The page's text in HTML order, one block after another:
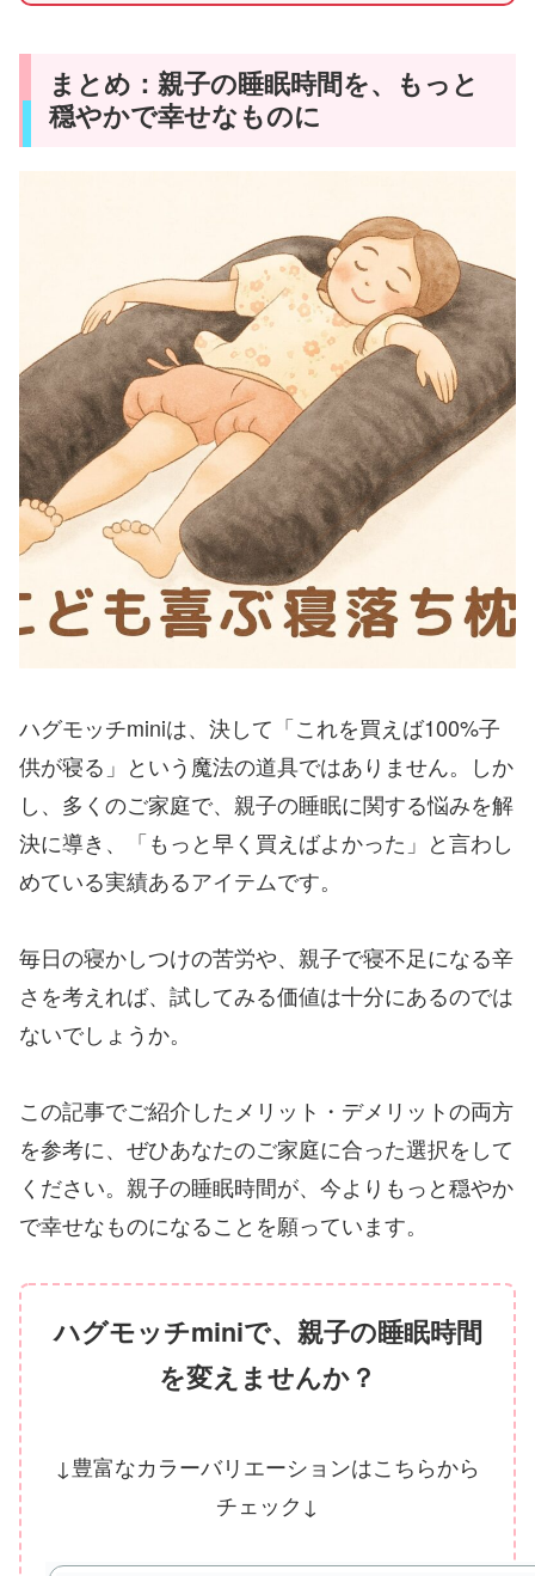
まとめ：親子の睡眠時間を、もっと
穏やかで幸せなものに
ハグモッチminiは、決して「これを買えば100%子
供が寝る」という魔法の道具ではありません。しか
し、多くのご家庭で、親子の睡眠に関する悩みを解
決に導き、「もっと早く買えばよかった」と言わし
めている実績あるアイテムです。
毎日の寝かしつけの苦労や、親子で寝不足になる辛
さを考えれば、試してみる価値は十分にあるのでは
ないでしょうか。
この記事でご紹介したメリット・デメリットの両方
を参考に、ぜひあなたのご家庭に合った選択をして
ください。親子の睡眠時間が、今よりもっと穏やか
で幸せなものになることを願っています。
ハグモッチminiで、親子の睡眠時間
を変えませんか？
↓豊富なカラーバリエーションはこちらから
チェック↓